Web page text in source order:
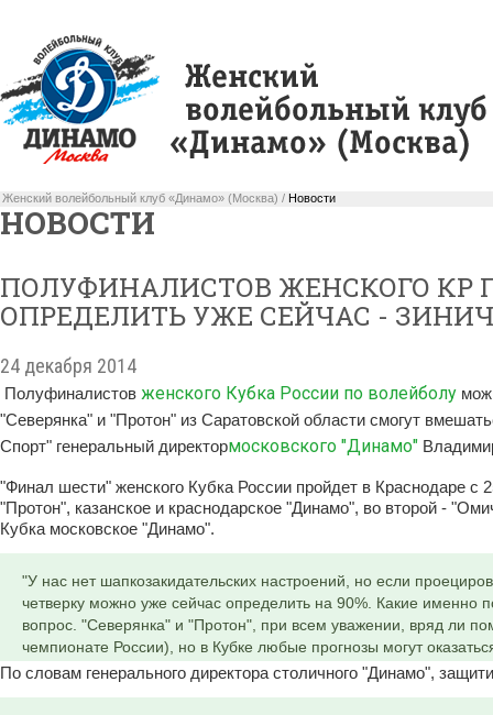
Женский волейбольный клуб «Динамо» (Москва) / Новости
НОВОСТИ
ПОЛУФИНАЛИСТОВ ЖЕНСКОГО КР
ОПРЕДЕЛИТЬ УЖЕ СЕЙЧАС -
24 декабря 2014
Полуфиналистов женского Кубка России по волейболу
"Северянка" и "Протон" из Саратовской области смогут
Спорт" генеральный директормосковского "Динамо"
"Финал шести" женского Кубка России пройдет в Краснодаре с
"Протон", казанское и краснодарское "Динамо", во второй -
Кубка московское "Динамо".
"У нас нет шапкозакидательских настроений, но если
четверку можно уже сейчас определить на 90%. Какие именно
вопрос. "Северянка" и "Протон", при всем уважении, вряд ли
чемпионате России), но в Кубке любые прогнозы могут
По словам генерального директора столичного "Динамо",